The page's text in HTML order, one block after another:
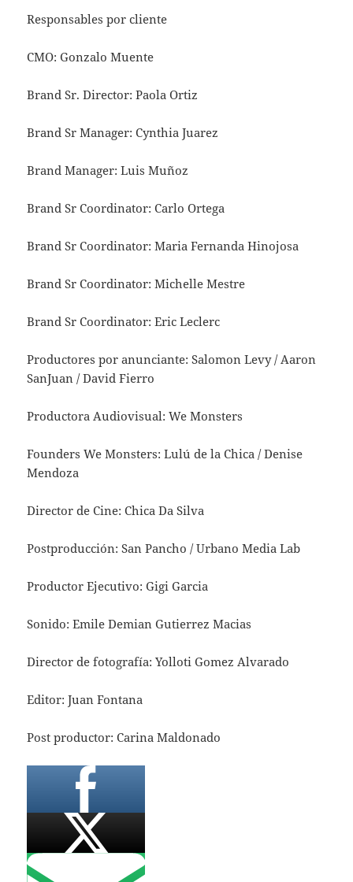
Responsables por cliente
CMO: Gonzalo Muente
Brand Sr. Director: Paola Ortiz
Brand Sr Manager: Cynthia Juarez
Brand Manager: Luis Muñoz
Brand Sr Coordinator: Carlo Ortega
Brand Sr Coordinator: Maria Fernanda Hinojosa
Brand Sr Coordinator: Michelle Mestre
Brand Sr Coordinator: Eric Leclerc
Productores por anunciante: Salomon Levy / Aaron
SanJuan / David Fierro
Productora Audiovisual: We Monsters
Founders We Monsters: Lulú de la Chica / Denise
Mendoza
Director de Cine: Chica Da Silva
Postproducción: San Pancho / Urbano Media Lab
Productor Ejecutivo: Gigi Garcia
Sonido: Emile Demian Gutierrez Macias
Director de fotografía: Yolloti Gomez Alvarado
Editor: Juan Fontana
Post productor: Carina Maldonado